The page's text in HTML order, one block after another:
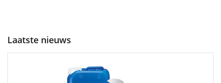
Laatste nieuws